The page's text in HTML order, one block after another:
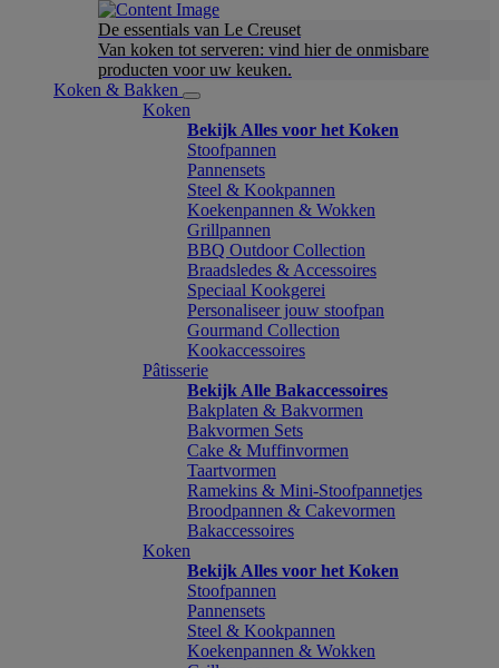
De essentials van Le Creuset
Van koken tot serveren: vind hier de onmisbare
producten voor uw keuken.
Koken & Bakken
Koken
Bekijk Alles voor het Koken
Stoofpannen
Pannensets
Steel & Kookpannen
Koekenpannen & Wokken
Grillpannen
BBQ Outdoor Collection
Braadsledes & Accessoires
Speciaal Kookgerei
Personaliseer jouw stoofpan
Gourmand Collection
Kookaccessoires
Pâtisserie
Bekijk Alle Bakaccessoires
Bakplaten & Bakvormen
Bakvormen Sets
Cake & Muffinvormen
Taartvormen
Ramekins & Mini-Stoofpannetjes
Broodpannen & Cakevormen
Bakaccessoires
Koken
Bekijk Alles voor het Koken
Stoofpannen
Pannensets
Steel & Kookpannen
Koekenpannen & Wokken